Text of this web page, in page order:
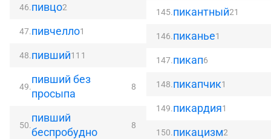
46.пивцо2
47.пивчелло1
48.пивший111
49.
пивший без
просыпа
8
50.
пивший
беспробудно
8
145.пикантный21
146.пиканье1
147.пикап6
148.пикапчик1
149.пикардия1
150.пикацизм2